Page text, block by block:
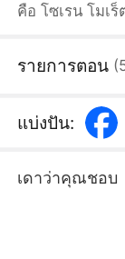
คือ โซเรน โมเ
ความปรารถนา
อิสรภาพ หรือกา
รายการตอน (
แบ่งปัน:
เดาว่าคุณชอบ